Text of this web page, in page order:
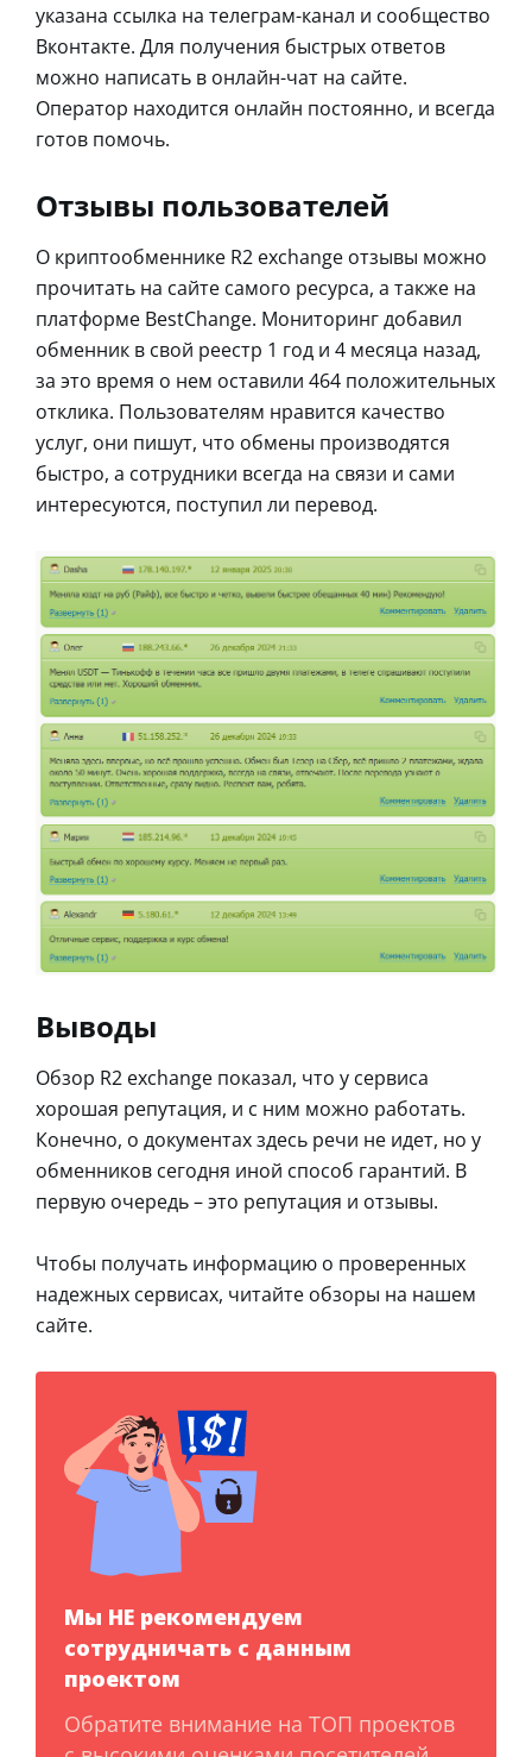
указана ссылка на телеграм-канал и сообщество
Вконтакте. Для получения быстрых ответов
можно написать в онлайн-чат на сайте.
Оператор находится онлайн постоянно, и всегда
готов помочь.
Отзывы пользователей
О криптообменнике R2 exchange отзывы можно
прочитать на сайте самого ресурса, а также на
платформе BestChange. Мониторинг добавил
обменник в свой реестр 1 год и 4 месяца назад,
за это время о нем оставили 464 положительных
отклика. Пользователям нравится качество
услуг, они пишут, что обмены производятся
быстро, а сотрудники всегда на связи и сами
интересуются, поступил ли перевод.
Выводы
Обзор R2 exchange показал, что у сервиса
хорошая репутация, и с ним можно работать.
Конечно, о документах здесь речи не идет, но у
обменников сегодня иной способ гарантий. В
первую очередь – это репутация и отзывы.
Чтобы получать информацию о проверенных
надежных сервисах, читайте обзоры на нашем
сайте.
Мы НЕ рекомендуем
сотрудничать с данным
проектом
Обратите внимание на ТОП проектов